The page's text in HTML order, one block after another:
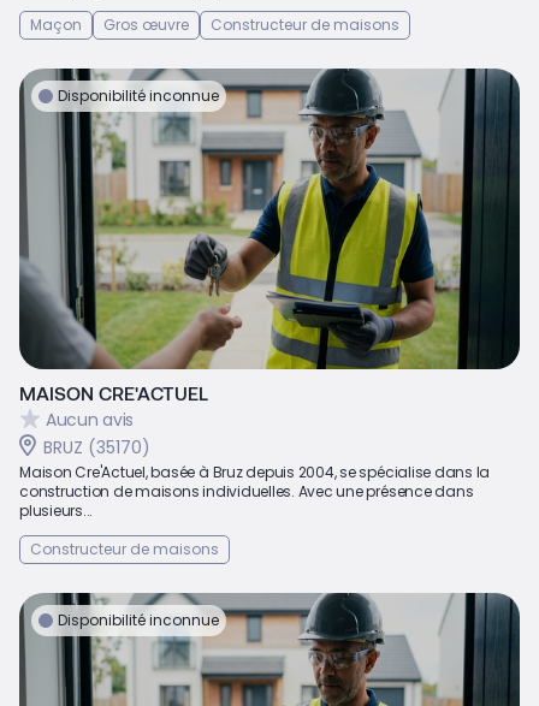
Maçon
Gros œuvre Constructeur de maisons
Disponibilité inconnue
MAISON CRE'ACTUEL
Aucun avis
BRUZ (35170)
Maison Cre'Actuel, basée à Bruz depuis 2004, se spécialise dans la
construction de maisons individuelles. Avec une présence dans
plusieurs...
Constructeur de maisons
Disponibilité inconnue